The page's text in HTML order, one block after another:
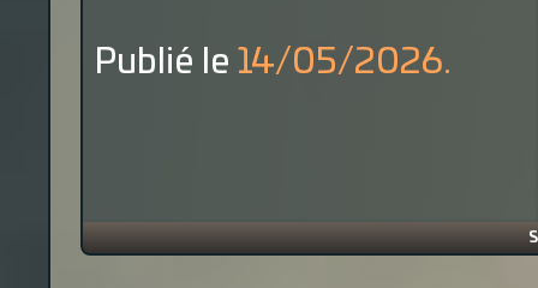
Publié le 14/05/2026.